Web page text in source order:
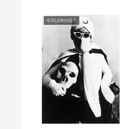
今日は何の日？